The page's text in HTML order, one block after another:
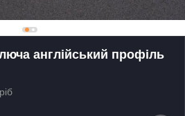
англійський профіль